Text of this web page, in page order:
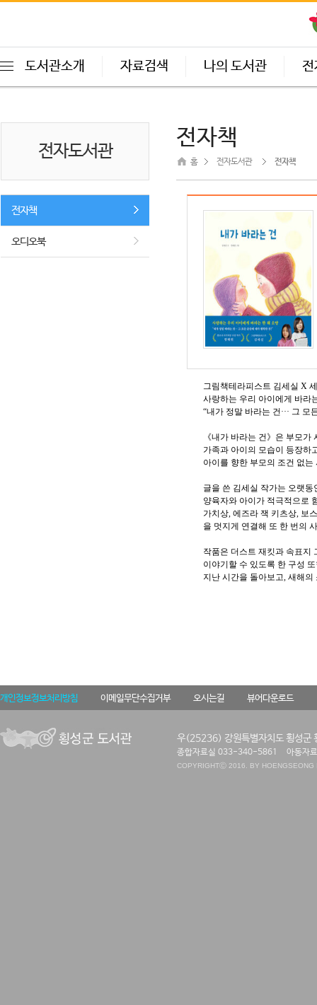
도서관소개 자료검색 나의 도서관 전
전자도서관
전자책
오디오북
전자책
홈 전자도서관 전자책
그림책테라피스트 김세실 X
사랑하는 우리 아이에게 바라
“내가 정말 바라는 건··· 그
《내가 바라는 건》은 부모
가족과 아이의 모습이 등장하
아이를 향한 부모의 조건 없
글을 쓴 김세실 작가는 오랫
양육자와 아이가 적극적으로
가치상, 에즈라 잭 키츠상, 보
을 멋지게 연결해 또 한 번의
작품은 더스트 재킷과 속표지
이야기할 수 있도록 한 구성
지난 시간을 돌아보고, 새해
개인정보정보처리방침 이메일무단수집거부 오시는길 뷰어다운로드
우(25236) 강원특별자치도 횡성군
종합자료실 033-340-5861 아동자
COPYRIGHTⒸ 2016. BY HOENGSEONG